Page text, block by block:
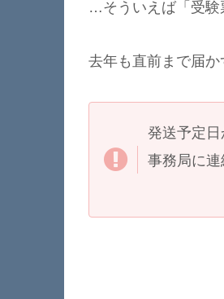
…そういえば「受験
去年も直前まで届
発送予定
事務局に連